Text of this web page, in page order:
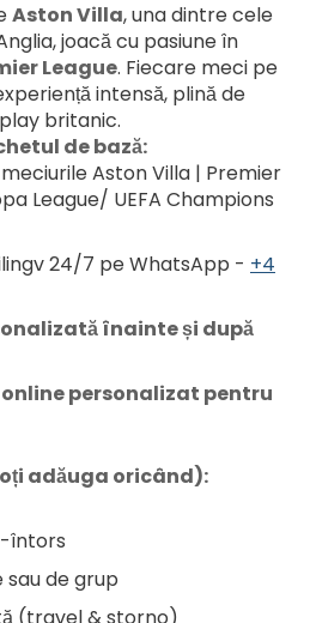
Aston Villa, una dintre cele
joacă cu pasiune în
League. Fiecare meci pe
intensă, plină de
britanic.
de bază:
Aston Villa | Premier
League/ UEFA Champions
24/7 pe WhatsApp - +4
înainte și după
personalizat pentru
adăuga oricând):
întors
de grup